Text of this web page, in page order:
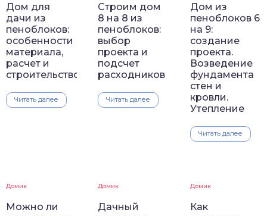
Дом для
дачи из
пеноблоков:
особенности
материала,
расчет и
строительство
Читать далее
Строим дом
8 на 8 из
пеноблоков:
выбор
проекта и
подсчет
расходников
Читать далее
Дом из
пеноблоков 6
на 9:
создание
проекта.
Возведение
фундамента
стен и
кровли.
Утепление
Читать далее
Домик
Можно ли
Домик
Дачный
Домик
Как